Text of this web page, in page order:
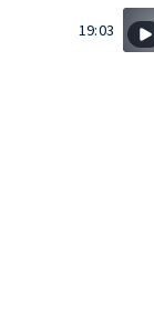
19:03